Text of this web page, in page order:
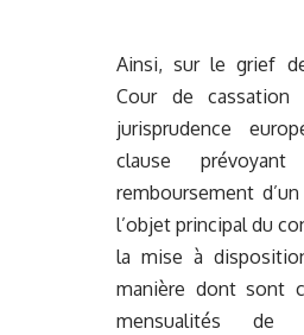
Ainsi, sur le grief
Cour de
jurisprudence
clause
remboursement
l’objet principal du
la mise à
manière dont sont
mensualités de